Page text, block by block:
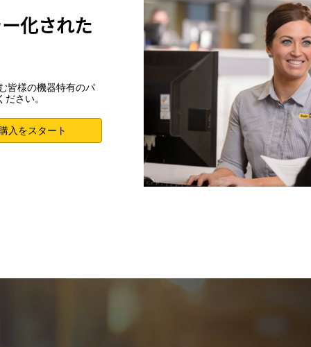
化された
皆様の機器特有のパ
さい。
入をスタート